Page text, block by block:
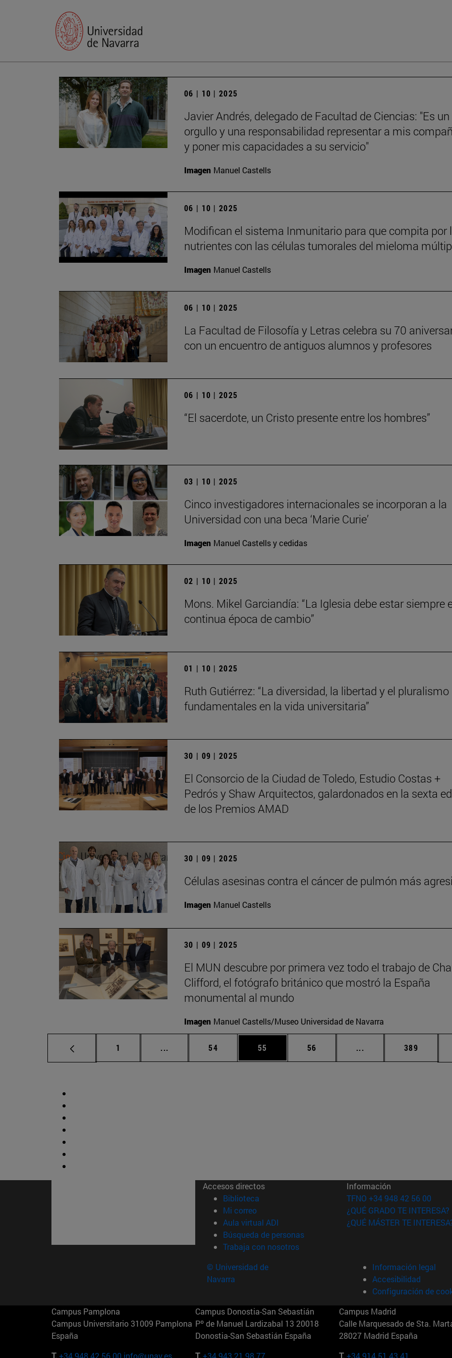
06 | 10 | 2025
Javier Andrés, delegado de Facultad de Ciencias: "Es un
orgullo y una responsabilidad representar a mis
y poner mis capacidades a su servicio"
Imagen Manuel Castells
06 | 10 | 2025
Modifican el sistema Inmunitario para que compita por
nutrientes con las células tumorales del mieloma
Imagen Manuel Castells
06 | 10 | 2025
La Facultad de Filosofía y Letras celebra su 70
con un encuentro de antiguos alumnos y profesores
06 | 10 | 2025
“El sacerdote, un Cristo presente entre los hombres”
03 | 10 | 2025
Cinco investigadores internacionales se incorporan a la
Universidad con una beca ‘Marie Curie’
Imagen Manuel Castells y cedidas
02 | 10 | 2025
Mons. Mikel Garciandía: “La Iglesia debe estar siempre
continua época de cambio”
01 | 10 | 2025
Ruth Gutiérrez: “La diversidad, la libertad y el
fundamentales en la vida universitaria”
30 | 09 | 2025
El Consorcio de la Ciudad de Toledo, Estudio Costas +
Pedrós y Shaw Arquitectos, galardonados en la sexta
de los Premios AMAD
30 | 09 | 2025
Células asesinas contra el cáncer de pulmón más
Imagen Manuel Castells
30 | 09 | 2025
El MUN descubre por primera vez todo el trabajo de
Clifford, el fotógrafo británico que mostró la España
monumental al mundo
Imagen Manuel Castells/Museo Universidad de Navarra
Página
1 ... Páginas intermedias Use TAB para desplazarse.
Página
54 Página
55 Página
56 ... Páginas intermedias
Página
389
Accesos directos
Biblioteca (abre en nueva ventana)
Mi correo(abre en nueva ventana)
Aula virtual ADI (abre en nueva ventana)
Búsqueda de personas(abre en nueva ventana)
Trabaja con nosotros(abre en nueva ventana)
Información
TFNO +34 948 42 56 00
¿QUÉ GRADO TE INTERESA?
¿QUÉ MÁSTER TE
© Universidad de
Navarra
Información legal
Accesibilidad
Configuración de
Campus Pamplona
Campus Universitario 31009 Pamplona
España
T. +34 948 42 56 00 info@unav.es
Campus Donostia-San Sebastián
Pº de Manuel Lardizabal 13 20018
Donostia-San Sebastián España
T. +34 943 21 98 77
Campus Madrid
Calle Marquesado de Sta.
28027 Madrid España
T. +34 914 51 43 41